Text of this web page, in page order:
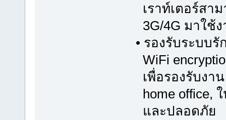
เราท์เตอร์ส
3G/4G มาใช้
• รองรับระบบ
WiFi
เพื่อรองรับงา
home office,
และปลอดภัย